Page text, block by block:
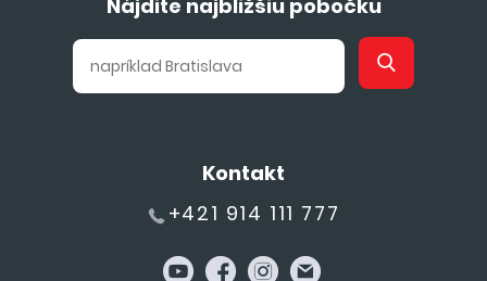
Nájdite najbližšiu pobočku
Kontakt
+421 914 111 777